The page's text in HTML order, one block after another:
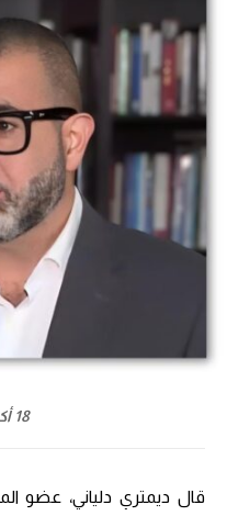
18 أكتوبر، 2025
قال ديمتري دلياني، عضو